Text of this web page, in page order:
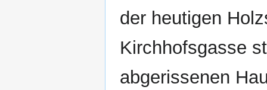
der heutigen
Kirchhofsgasse
abgerissenen